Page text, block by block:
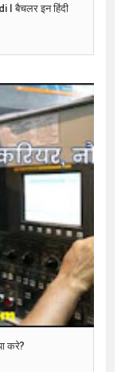
बैचलर इन हिंदी
करे?